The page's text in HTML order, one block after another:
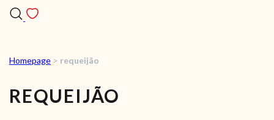
Homepage > requeijão
REQUEIJÃO